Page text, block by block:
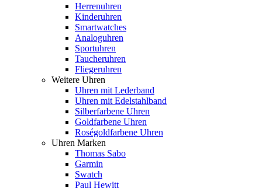
Herrenuhren
Kinderuhren
Smartwatches
Analoguhren
Sportuhren
Taucheruhren
Fliegeruhren
Weitere Uhren
Uhren mit Lederband
Uhren mit Edelstahlband
Silberfarbene Uhren
Goldfarbene Uhren
Roségoldfarbene Uhren
Uhren Marken
Thomas Sabo
Garmin
Swatch
Paul Hewitt